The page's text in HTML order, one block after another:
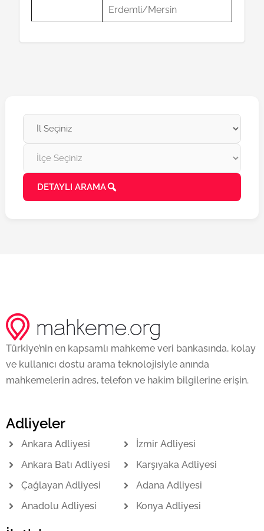
Erdemli/Mersin
DETAYLI ARAMA
Türkiye’nin en kapsamlı mahkeme veri bankasında, kolay
ve kullanıcı dostu arama teknolojisiyle anında
mahkemelerin adres, telefon ve hakim bilgilerine erişin.
Adliyeler
Ankara Adliyesi
Ankara Batı Adliyesi
Çağlayan Adliyesi
Anadolu Adliyesi
İzmir Adliyesi
Karşıyaka Adliyesi
Adana Adliyesi
Konya Adliyesi